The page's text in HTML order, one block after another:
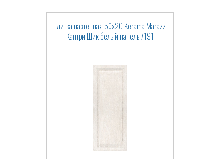
Плитка настенная 50x20 Kerama Marazzi
Кантри Шик белый панель 7191